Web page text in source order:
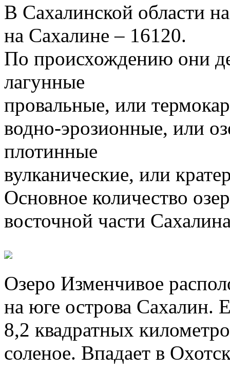
В Сахалинской области
на Сахалине – 16120.
По происхождению они
лагунные
провальные, или
водно-эрозионные, или
плотинные
вулканические, или
Основное количество
восточной части
Озеро Изменчивое
на юге острова Сахалин.
8,2 квадратных
соленое. Впадает в